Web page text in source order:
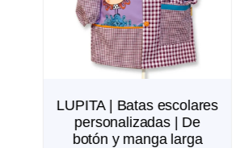
LUPITA | Batas escolares
personalizadas | De
botón y manga larga